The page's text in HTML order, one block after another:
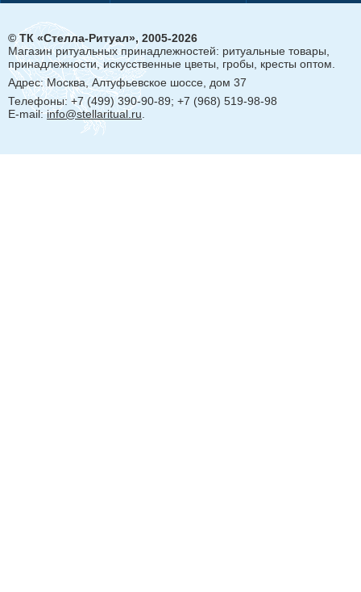
© ТК «Стелла-Ритуал», 2005-2026
Магазин ритуальных принадлежностей: ритуальные товары,
принадлежности, искусственные цветы, гробы, кресты оптом.
Адрес:Москва, Алтуфьевское шоссе, дом 37
Телефоны: +7 (499) 390-90-89; +7 (968) 519-98-98
E-mail:info@stellaritual.ru